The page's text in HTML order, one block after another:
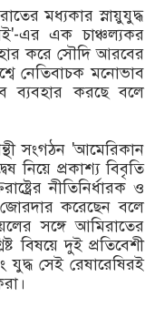
মধ্যকার স্নায়ুযুদ্ধ
এর এক চাঞ্চল্যকর
করে সৌদি আরবের
নেতিবাচক মনোভাব
ব্যবহার করছে বলে
সংগঠন 'আমেরিকান
নিয়ে প্রকাশ্য বিবৃতি
নীতিনির্ধারক ও
করেছেন বলে
সঙ্গে আমিরাতের
বিষয়ে দুই প্রতিবেশী
যুদ্ধ সেই রেষারেষিরই